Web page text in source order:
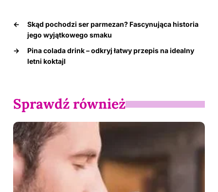
←
Skąd pochodzi ser parmezan? Fascynująca historia
jego wyjątkowego smaku
→
Pina colada drink – odkryj łatwy przepis na idealny
letni koktajl
Sprawdź również